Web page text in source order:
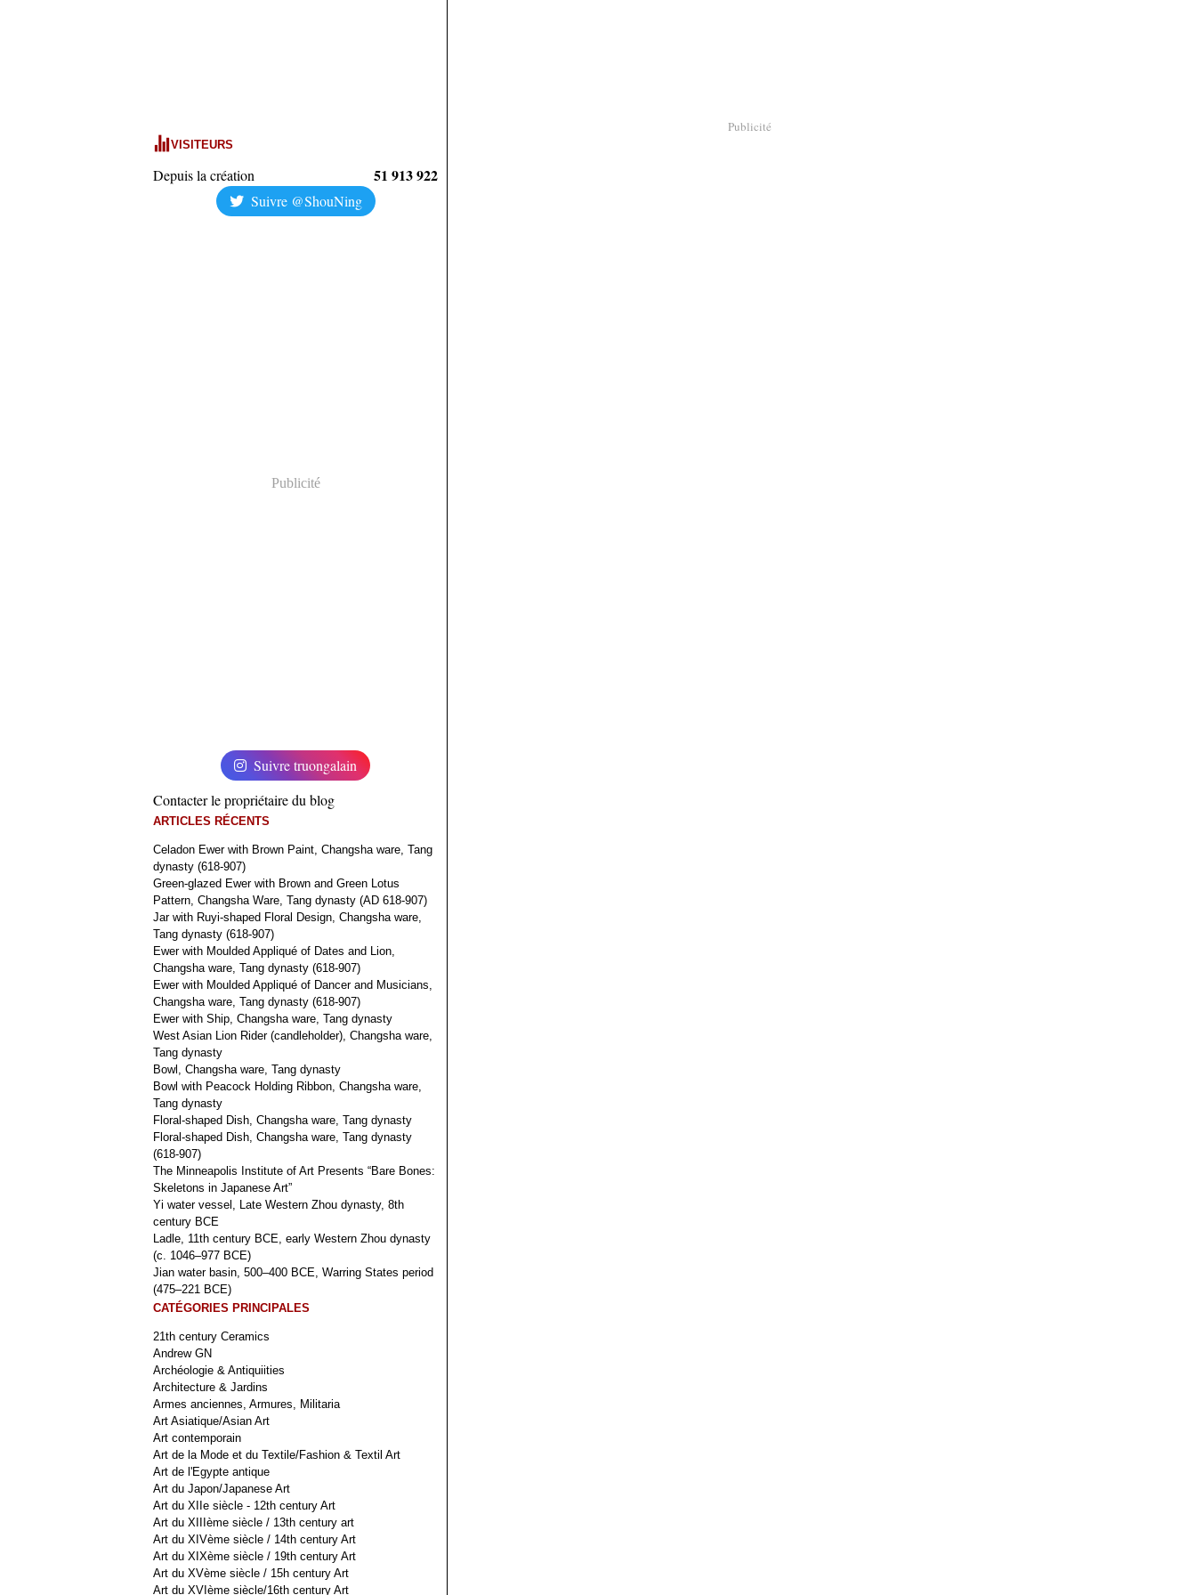
VISITEURS
Depuis la création 51 913 922
Suivre @ShouNing
Publicité
Suivre truongalain
Contacter le propriétaire du blog
ARTICLES RÉCENTS
Celadon Ewer with Brown Paint, Changsha ware, Tang
dynasty (618-907)
Green-glazed Ewer with Brown and Green Lotus
Pattern, Changsha Ware, Tang dynasty (AD 618-907)
Jar with Ruyi-shaped Floral Design, Changsha ware,
Tang dynasty (618-907)
Ewer with Moulded Appliqué of Dates and Lion,
Changsha ware, Tang dynasty (618-907)
Ewer with Moulded Appliqué of Dancer and Musicians,
Changsha ware, Tang dynasty (618-907)
Ewer with Ship, Changsha ware, Tang dynasty
West Asian Lion Rider (candleholder), Changsha ware,
Tang dynasty
Bowl, Changsha ware, Tang dynasty
Bowl with Peacock Holding Ribbon, Changsha ware,
Tang dynasty
Floral-shaped Dish, Changsha ware, Tang dynasty
Floral-shaped Dish, Changsha ware, Tang dynasty
(618-907)
The Minneapolis Institute of Art Presents “Bare Bones:
Skeletons in Japanese Art”
Yi water vessel, Late Western Zhou dynasty, 8th
century BCE
Ladle, 11th century BCE, early Western Zhou dynasty
(c. 1046–977 BCE)
Jian water basin, 500–400 BCE, Warring States period
(475–221 BCE)
CATÉGORIES PRINCIPALES
21th century Ceramics
Andrew GN
Archéologie & Antiquiities
Architecture & Jardins
Armes anciennes, Armures, Militaria
Art Asiatique/Asian Art
Art contemporain
Art de la Mode et du Textile/Fashion & Textil Art
Art de l'Egypte antique
Art du Japon/Japanese Art
Art du XIIe siècle - 12th century Art
Art du XIIIème siècle / 13th century art
Art du XIVème siècle / 14th century Art
Art du XIXème siècle / 19th century Art
Art du XVème siècle / 15h century Art
Art du XVIème siècle/16th century Art
Publicité